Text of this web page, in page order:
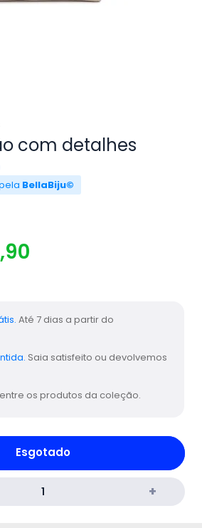
com detalhes
BellaBiju©
Até 7 dias a partir do
Saia satisfeito ou devolvemos
entre os produtos da coleção.
Esgotado